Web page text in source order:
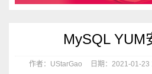
MySQL YUM
作者：UStarGao 日期：2021-01-23